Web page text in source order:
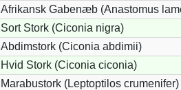
Afrikansk Gabenæb (Anastomus
Sort Stork (Ciconia nigra)
Abdimstork (Ciconia abdimii)
Hvid Stork (Ciconia ciconia)
Marabustork (Leptoptilos crumenifer)